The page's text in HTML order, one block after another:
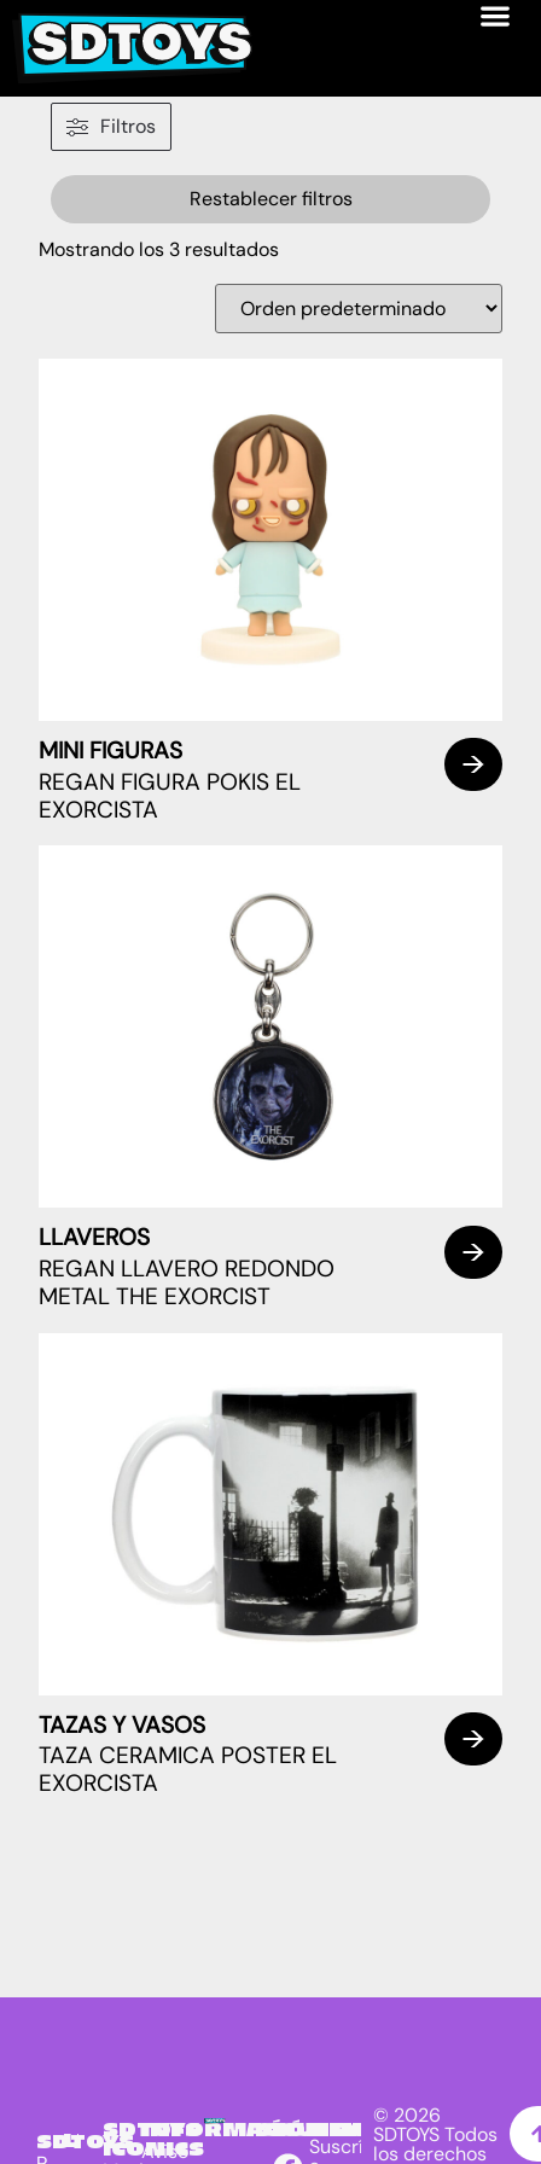
Filtros
Restablecer filtros
Mostrando los 3 resultados
MINI FIGURAS
REGAN FIGURA POKIS EL
EXORCISTA
LLAVEROS
REGAN LLAVERO REDONDO
METAL THE EXORCIST
TAZAS Y VASOS
TAZA CERAMICA POSTER EL
EXORCISTA
SDTOYS
LICENCIAS
SDTOYS
ICONICS
INFORMACIÓN
Aviso
SÍGUENOS
NEWSLETTER
Suscríbete
© 2026
SDTOYS Todos
los derechos